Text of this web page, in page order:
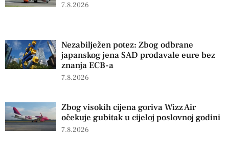
7.8.2026
Nezabilježen potez: Zbog odbrane
japanskog jena SAD prodavale eure bez
znanja ECB-a
7.8.2026
Zbog visokih cijena goriva Wizz Air
očekuje gubitak u cijeloj poslovnoj godini
7.8.2026